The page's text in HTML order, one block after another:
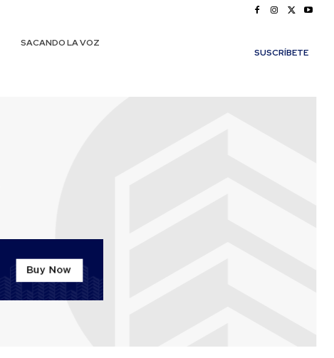
SACANDO LA VOZ
SUSCRÍBETE